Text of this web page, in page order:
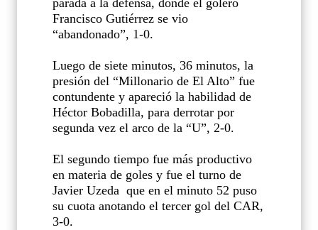
parada a la defensa, donde el golero
Francisco Gutiérrez se vio
“abandonado”, 1-0.
Luego de siete minutos, 36 minutos, la
presión del “Millonario de El Alto” fue
contundente y apareció la habilidad de
Héctor Bobadilla, para derrotar por
segunda vez el arco de la “U”, 2-0.
El segundo tiempo fue más productivo
en materia de goles y fue el turno de
Javier Uzeda que en el minuto 52 puso
su cuota anotando el tercer gol del CAR,
3-0.